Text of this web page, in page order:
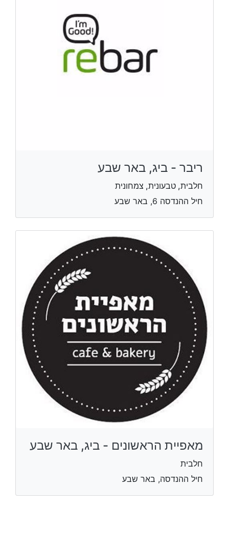
ריבר - ביג, באר שבע
חלבית, טבעונית, צמחונית
חיל ההנדסה 6, באר שבע
מאפיית הראשונים - ביג, באר שבע
חלבית
חיל ההנדסה, באר שבע